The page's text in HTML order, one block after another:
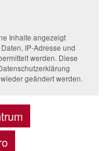
Inhalte angezeigt
IP-Adresse und
werden. Diese
geändert werden.